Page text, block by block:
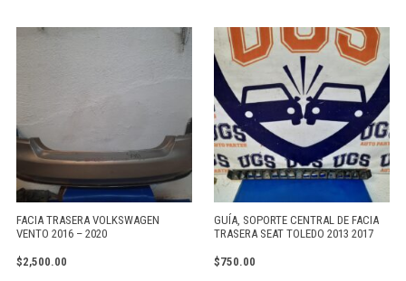
FACIA TRASERA VOLKSWAGEN
VENTO 2016 – 2020
$2,500.00
GUÍA, SOPORTE CENTRAL DE FACIA
TRASERA SEAT TOLEDO 2013 2017
$750.00